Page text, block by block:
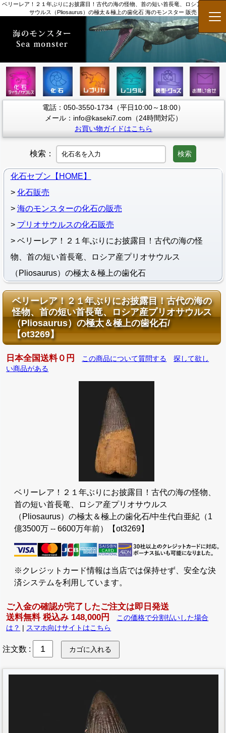
ベリーレア！２１年ぶりにお披露目！古代の海の怪物、首の短い首長竜、ロシア産プリオ
サウルス（Pliosaurus）の極太＆極上の歯化石 海のモンスター 販売
メ
電話：050-3550-1734（平日10:00～18:00）
メール：info@kaseki7.com（24時間対応）
お買い物ガイドはこちら
検索： 検索
化石セブン【HOME】
化石販売
海のモンスターの化石の販売
プリオサウルスの化石販売
ベリーレア！２１年ぶりにお披露目！古代の海の怪
物、首の短い首長竜、ロシア産プリオサウルス
（Pliosaurus）の極太＆極上の歯化石
ベリーレア！２１年ぶりにお披露目！古代の海の
怪物、首の短い首長竜、ロシア産プリオサウルス
（Pliosaurus）の極太＆極上の歯化石/
【ot3269】
日本全国送料０円 この商品について質問する
探して欲し
い商品がある
ベリーレア！２１年ぶりにお披露目！古代の海の怪物、
首の短い首長竜、ロシア産プリオサウルス
（Pliosaurus）の極太＆極上の歯化石/中生代白亜紀（1
億3500万 -- 6600万年前）【ot3269】
※クレジットカード情報は当店では保持せず、安全な決
済システムを利用しています。
ご入金の確認が完了したご注文は即日発送
送料無料 税込み 148,000円
この価格で分割払いした場合
は？
スマホ向けサイトはこちら
注文数 :